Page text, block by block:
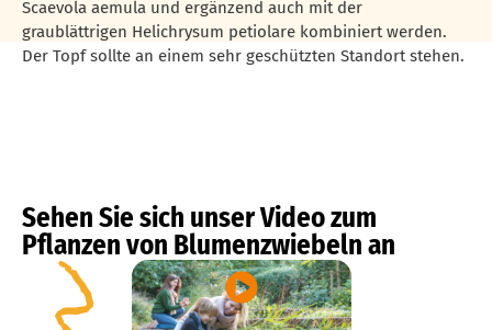
Scaevola aemula und ergänzend auch mit der
graublättrigen Helichrysum petiolare kombiniert werden.
Der Topf sollte an einem sehr geschützten Standort stehen.
Sehen Sie sich unser Video zum
Pflanzen von Blumenzwiebeln an